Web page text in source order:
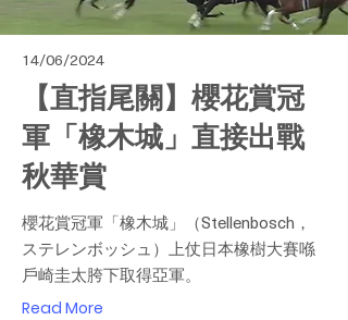
14/06/2024
【直指尾關】櫻花賞冠
軍「橡木城」直接出戰
秋華賞
櫻花賞冠軍「橡木城」（Stellenbosch，
ステレンボッシュ）上仗日本橡樹大賽喺
戶崎圭太胯下取得亞軍。
Read More